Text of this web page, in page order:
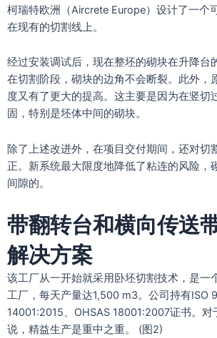
柯瑞特欧洲（Aircrete Europe）设计了一个
在现有的切割线上。
经过安装调试后，现在整坯的砌块在升降台
在切割阶段，砌块的边角不会断裂。此外，
度又有了更大的提高。这主要是因为在竖切
固，特别是坯体中间的砌块。
除了上述改进外，在项目交付期间，还对切
正。新系统最大限度地降低了粘连的风险，
间隙的。
带翻转台和横向传送
解决方案
该工厂从一开始就采用卧坯切割技术，是一
工厂，每天产量达1,500 m3。公司持有ISO
14001:2015、OHSAS 18001:2007证书。
说，精益生产是重中之重。 (图2)